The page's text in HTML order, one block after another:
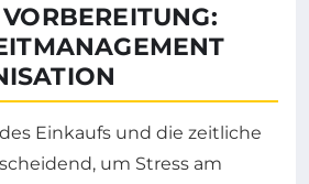
Einkaufs und die zeitliche
um Stress am